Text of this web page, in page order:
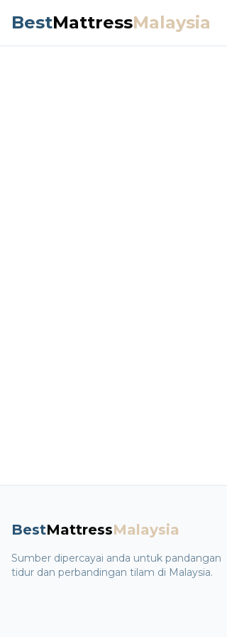
BestMattressMalaysia
BestMattressMalaysia
Sumber dipercayai anda untuk pandangan
tidur dan perbandingan tilam di Malaysia.